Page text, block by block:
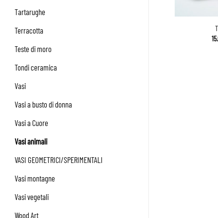
Tartarughe
Terracotta
Teste di moro
Tondi ceramica
Vasi
Vasi a busto di donna
Vasi a Cuore
Vasi animali
VASI GEOMETRICI/SPERIMENTALI
Vasi montagne
Vasi vegetali
Wood Art